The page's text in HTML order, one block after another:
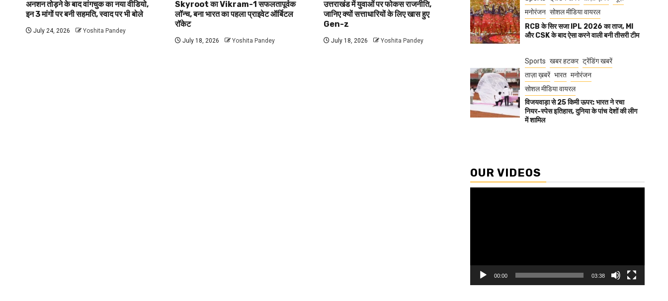
अनशन तोड़ने के बाद वांगचुक का नया वीडियो,
इन 3 मांगों पर बनी सहमति, स्वाद पर भी बोले
July 24, 2026 Yoshita Pandey
Skyroot का Vikram-1 सफलतापूर्वक
लॉन्च, बना भारत का पहला प्राइवेट ऑर्बिटल
रॉकेट
July 18, 2026 Yoshita Pandey
उत्तराखंड में युवाओं पर फोकस राजनीति,
जानिए क्यों सत्ताधारियों के लिए खास हुए
Gen-z
July 18, 2026 Yoshita Pandey
मनोरंजन सोशल मीडिया वायरल
RCB के सिर सजा IPL 2026 का ताज, MI
और CSK के बाद ऐसा करने वाली बनी तीसरी टीम
Sports खबर हटकर ट्रेंडिंग खबरें
ताज़ा ख़बरें भारत मनोरंजन
सोशल मीडिया वायरल
विजयवाड़ा से 25 किमी ऊपर: भारत ने रचा
नियर-स्पेस इतिहास, दुनिया के पांच देशों की लीग
में शामिल
OUR VIDEOS
00:00 03:38